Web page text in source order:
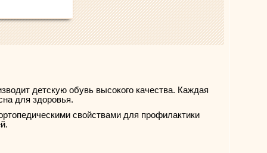
детскую обувь высокого качества. Каждая
для здоровья.
свойствами для профилактики